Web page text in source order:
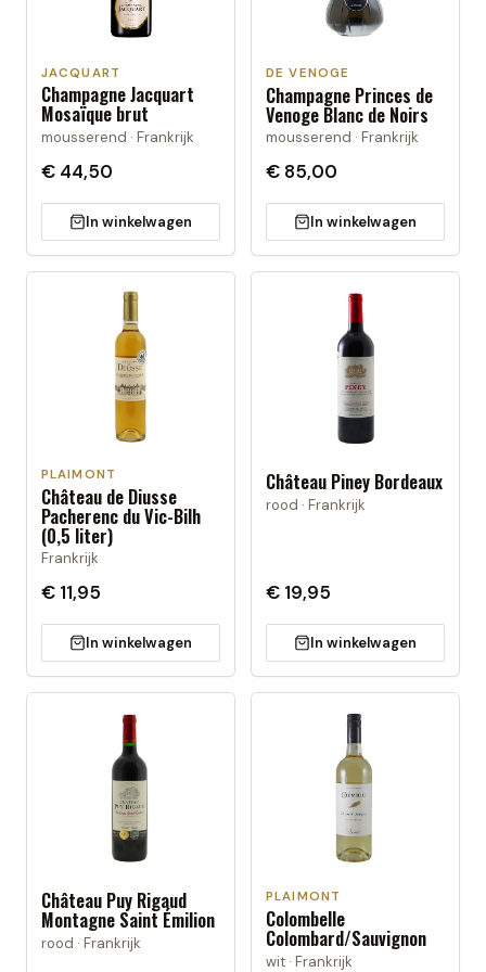
JACQUART
Champagne Jacquart
Mosaïque brut
mousserend · Frankrijk
€ 44,50
In winkelwagen
DE VENOGE
Champagne Princes de
Venoge Blanc de Noirs
mousserend · Frankrijk
€ 85,00
In winkelwagen
PLAIMONT
Château de Diusse
Pacherenc du Vic-Bilh
(0,5 liter)
Frankrijk
€ 11,95
In winkelwagen
Château Piney Bordeaux
rood · Frankrijk
€ 19,95
In winkelwagen
Château Puy Rigaud
Montagne Saint Émilion
rood · Frankrijk
PLAIMONT
Colombelle
Colombard/Sauvignon
wit · Frankrijk